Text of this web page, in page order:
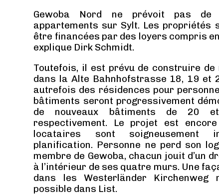
Gewoba Nord ne prévoit pas de
appartements sur Sylt. Les propriétés
être financées par des loyers compris
explique Dirk Schmidt.
Toutefois, il est prévu de construire de
dans la Alte Bahnhofstrasse 18, 19 et
autrefois des résidences pour
bâtiments seront progressivement
de nouveaux bâtiments de 20
respectivement. Le projet est
locataires sont soigneusement
planification. Personne ne perd son
membre de Gewoba, chacun jouit d’un
à l’intérieur de ses quatre murs. Une
dans les Westerländer Kirchenweg
possible dans List.